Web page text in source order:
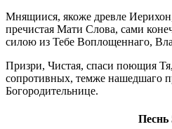
Мнящиися, якоже древле
пречистая Мати Слова, сами
силою из Тебе Воплощеннаго,
Призри, Чистая, спаси поющия
сопротивных, темже нашедшаго
Богородительнице.
Песнь